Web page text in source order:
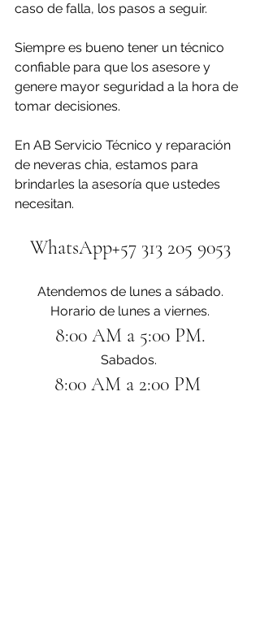
caso de falla, los pasos a seguir.
Siempre es bueno tener un técnico
confiable para que los asesore y
genere mayor seguridad a la hora de
tomar decisiones.
En AB Servicio Técnico y reparación
de neveras chia, estamos para
brindarles la asesoría que ustedes
necesitan.
WhatsApp+57 313 205 9053
Atendemos de lunes a sábado.
Horario de lunes a viernes.
8:00 AM a 5:00 PM.
Sabados.
8:00 AM a 2:00 PM